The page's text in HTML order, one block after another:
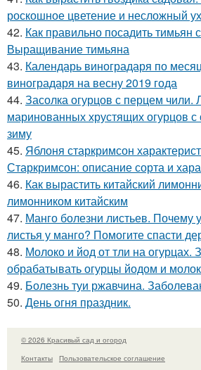
роскошное цветение и несложный
42. Как правильно посадить тимьян
Выращивание тимьяна
43. Календарь виноградаря по
виноградаря на весну 2019 года
44. Засолка огурцов с перцем
маринованных хрустящих огурцов
зиму
45. Яблоня старкримсон
Старкримсон: описание сорта и
46. Как вырастить китайский
лимонником китайским
47. Манго болезни листьев. Почему
листья у манго? Помогите спасти
48. Молоко и йод от тли на огурцах.
обрабатывать огурцы йодом и
49. Болезнь туи ржавчина.
50. День огня праздник.
© 2026 Красивый сад и огород
Контакты
Пользовательское соглашение